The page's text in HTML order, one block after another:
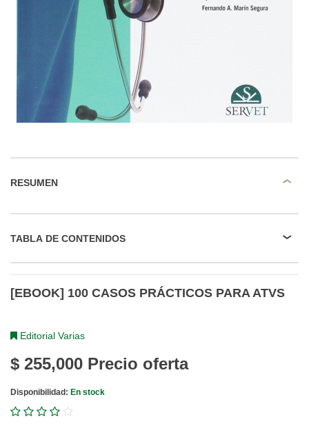
RESUMEN
TABLA DE CONTENIDOS
[EBOOK] 100 CASOS PRÁCTICOS PARA ATVS
Editorial Varias
$ 255,000 Precio oferta
Disponibilidad: En stock